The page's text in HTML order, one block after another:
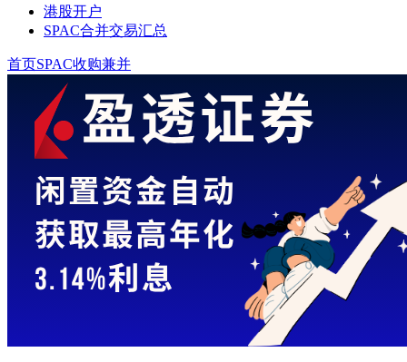
港股开户
SPAC合并交易汇总
首页SPAC收购兼并